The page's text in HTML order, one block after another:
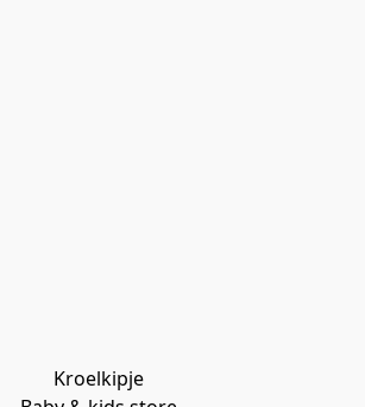
Kroelkipje